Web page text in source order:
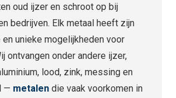
oud ijzer en schroot op bij
bedrijven. Elk metaal heeft zijn
unieke mogelijkheden voor
ontvangen onder andere ijzer,
lood, zink, messing en
— metalen die vaak voorkomen in